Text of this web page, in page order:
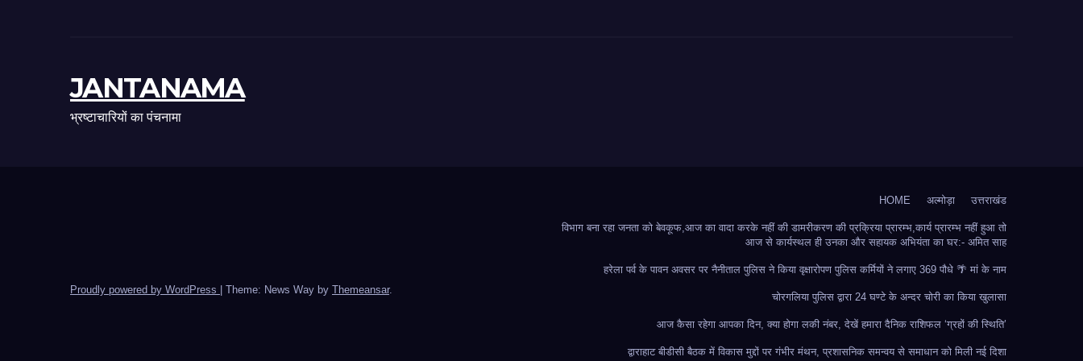
JANTANAMA
भ्रष्टाचारियों का पंचनामा
Proudly powered by WordPress Theme: News Way by Themeansar.
HOME अल्मोड़ा उत्तराखंड
विभाग बना रहा जनता को बेवकूफ,आज का वादा करके नहीं की डामरीकरण की प्रक्रिया प्रारम्भ,कार्य प्रारम्भ नहीं हुआ तो
आज से कार्यस्थल ही उनका और सहायक अभियंता का घर:- अमित साह
हरेला पर्व के पावन अवसर पर नैनीताल पुलिस ने किया वृक्षारोपण पुलिस कर्मियों ने लगाए 369 पौधे 🌴 मां के नाम
चोरगलिया पुलिस द्वारा 24 घण्टे के अन्दर चोरी का किया खुलासा
आज कैसा रहेगा आपका दिन, क्या होगा लकी नंबर, देखें हमारा दैनिक राशिफल ‘ग्रहों की स्थिति’
द्वाराहाट बीडीसी बैठक में विकास मुद्दों पर गंभीर मंथन, प्रशासनिक समन्वय से समाधान को मिली नई दिशा